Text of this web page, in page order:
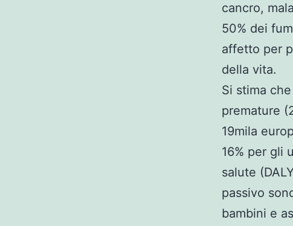
cancro,
50% dei
affetto per
della vita.
Si stima
premature
19mila
16% per gli
salute
passivo
bambini e